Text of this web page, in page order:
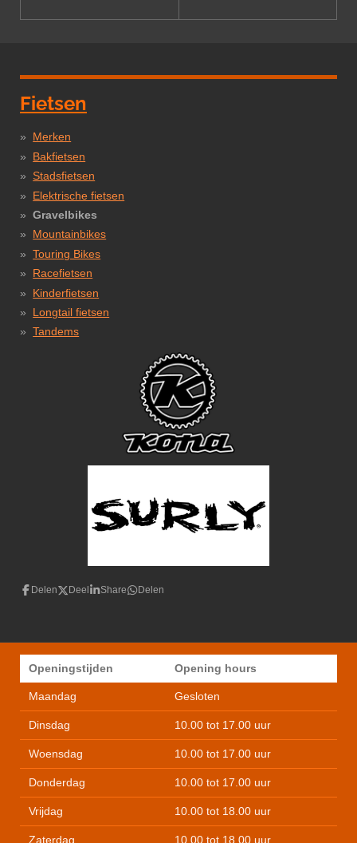
Fietsen
Merken
Bakfietsen
Stadsfietsen
Elektrische fietsen
Gravelbikes
Mountainbikes
Touring Bikes
Racefietsen
Kinderfietsen
Longtail fietsen
Tandems
Delen Deel Share Delen
Openingstijden Opening hours
Maandag Gesloten
Dinsdag 10.00 tot 17.00 uur
Woensdag 10.00 tot 17.00 uur
Donderdag 10.00 tot 17.00 uur
Vrijdag 10.00 tot 18.00 uur
Zaterdag 10.00 tot 18.00 uur